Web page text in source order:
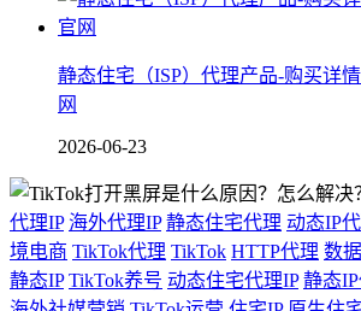
静态住宅（ISP）代理产品-购买详
网
2026-06-23
代理IP 海外代理IP 静态住宅代理 动态IP
境电商 TikTok代理 TikTok HTTP代理 数
静态IP TikTok养号 动态住宅代理IP 静态